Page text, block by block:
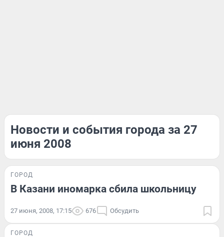
Новости и события города за 27
июня 2008
ГОРОД
В Казани иномарка сбила школьницу
27 июня, 2008, 17:15 676 Обсудить
ГОРОД